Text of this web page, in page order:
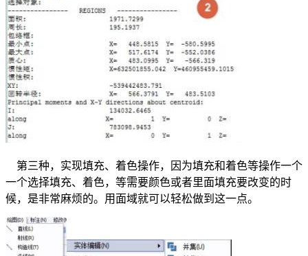
第三种，实现填充、着色操作，因为填充和着色等操作一个
一个选择填充、着色，等需要颜色或者里面填充要改变的时
候，是非常麻烦的。用面域就可以轻松做到这一点。